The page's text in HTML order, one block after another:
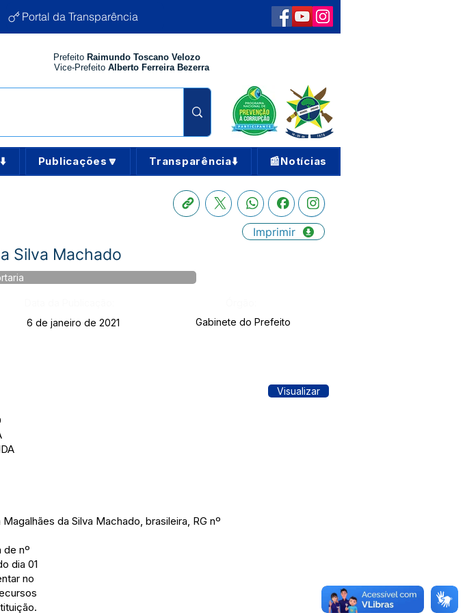
Portal da Transparência
Prefeito Raimundo Toscano Velozo
Vice-Prefeito Alberto Ferreira Bezerra
Publicações🔽 Transparência⬇️ 📰Notícias
Imprimir
Silva Machado
6 de janeiro de 2021 Gabinete do Prefeito
da Silva Machado, brasileira, RG nº
de nº
dia 01
no
Visualizar